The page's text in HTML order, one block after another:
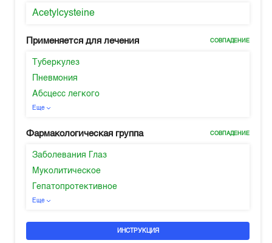
Acetylcysteine
Применяется для лечения СОВПАДЕНИЕ
Туберкулез
Пневмония
Абсцесс легкого
Еще
Фармакологическая группа СОВПАДЕНИЕ
Заболевания Глаз
Муколитическое
Гепатопротективное
Еще
ИНСТРУКЦИЯ